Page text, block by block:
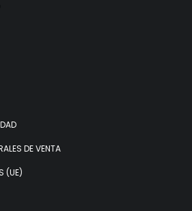
DE VENTA
(UE)